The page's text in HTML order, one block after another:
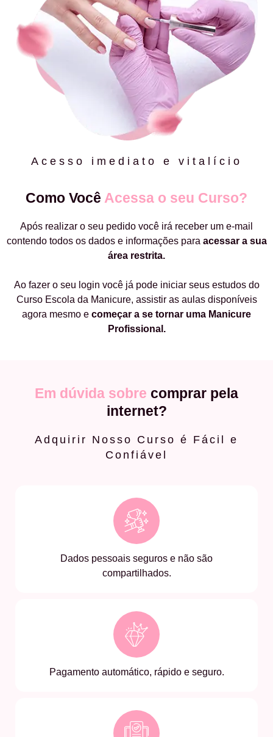
Acesso imediato e vitalício
Como Você Acessa o seu Curso?
Após realizar o seu pedido você irá receber um e-mail
contendo todos os dados e informações para acessar a sua
área restrita.
Ao fazer o seu login você já pode iniciar seus estudos do
Curso Escola da Manicure, assistir as aulas disponíveis
agora mesmo e começar a se tornar uma Manicure
Profissional.
Em dúvida sobre comprar pela
internet?
Adquirir Nosso Curso é Fácil e
Confiável
Dados pessoais seguros e não são
compartilhados.
Pagamento automático, rápido e seguro.